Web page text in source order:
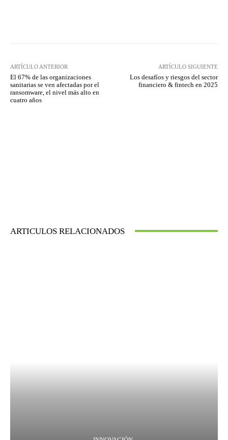
ARTÍCULO ANTERIOR
El 67% de las organizaciones
sanitarias se ven afectadas por el
ransomware, el nivel más alto en
cuatro años
ARTÍCULO SIGUIENTE
Los desafíos y riesgos del sector
financiero & fintech en 2025
ARTICULOS RELACIONADOS